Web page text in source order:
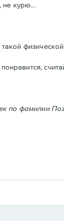
не курю...
по фамилии